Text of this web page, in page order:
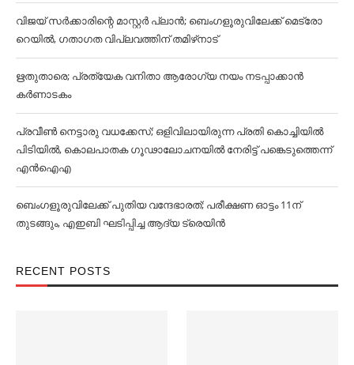
വിജയ് സര്‍ക്കാരിന്റെ മാസ്റ്റര്‍ പ്ലാന്‍; ബെംഗളൂരുവിലേക്ക് മെട്രോ
റെയില്‍, ഗതാഗത വിപ്ലവത്തിന് തമിഴ്‌നാട്
ഋതുതാരെ; പ്രത്യേക വനിതാ ആരോഗ്യ നയം നടപ്പാക്കാൻ
കര്‍ണാടകം
പ്രവീൺ നെട്ടാരു വധക്കേസ്; ഒളിവിലായിരുന്ന പ്രതി കൊച്ചിയിൽ
പിടിയിൽ, കൊലപാതക ഗൂഢാലോചനയിൽ നേരിട്ട് പങ്കെടുത്തെന്ന്
എൻഐഎ
ബെംഗളൂരുവിലേക്ക് പുതിയ വന്ദേഭാരത്; പരീക്ഷണ ഓട്ടം 11ന്
തുടങ്ങും, എഇബി ഘടിപ്പിച്ച ആദ്യ ട്രെയിന്‍
RECENT POSTS